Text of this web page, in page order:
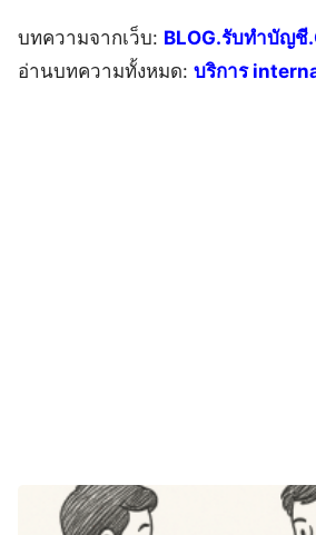
บทความจากเว็บ: BLOG.รับทำบัญชี
อ่านบทความทั้งหมด: บริการ